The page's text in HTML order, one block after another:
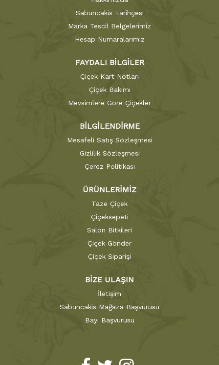
Sabuncakis Tarihçesi
Marka Tescil Belgelerimiz
Hesap Numaralarımız
FAYDALI BİLGİLER
Çiçek Kart Notları
Çiçek Bakımı
Mevsimlere Göre Çiçekler
BİLGİLENDİRME
Mesafeli Satış Sözleşmesi
Gizlilik Sözleşmesi
Çerez Politikası
ÜRÜNLERİMİZ
Taze Çiçek
Çiçeksepeti
Salon Bitkileri
Çiçek Gönder
Çiçek Siparişi
BİZE ULAŞIN
İletişim
Sabuncakis Mağaza Başvurusu
Bayi Başvurusu